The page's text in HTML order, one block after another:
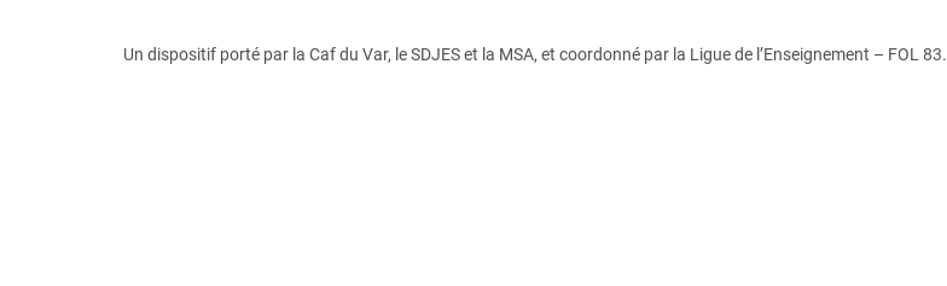
Un dispositif porté par la Caf du Var, le SDJES et la MSA, et coordonné par la Ligue de l’Enseignement – FOL 83.